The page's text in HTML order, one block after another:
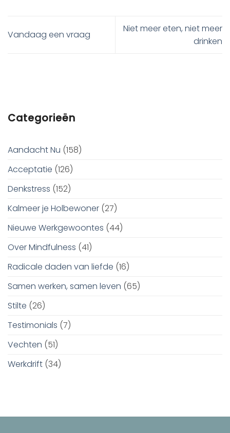
Vandaag een vraag
Niet meer eten, niet meer
drinken
Categorieën
Aandacht Nu (158)
Acceptatie (126)
Denkstress (152)
Kalmeer je Holbewoner (27)
Nieuwe Werkgewoontes (44)
Over Mindfulness (41)
Radicale daden van liefde (16)
Samen werken, samen leven (65)
Stilte (26)
Testimonials (7)
Vechten (51)
Werkdrift (34)